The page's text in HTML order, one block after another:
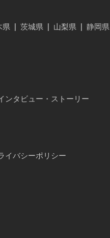
県 茨城県 山梨県 静岡県
ンタビュー・ストーリー
イバシーポリシー